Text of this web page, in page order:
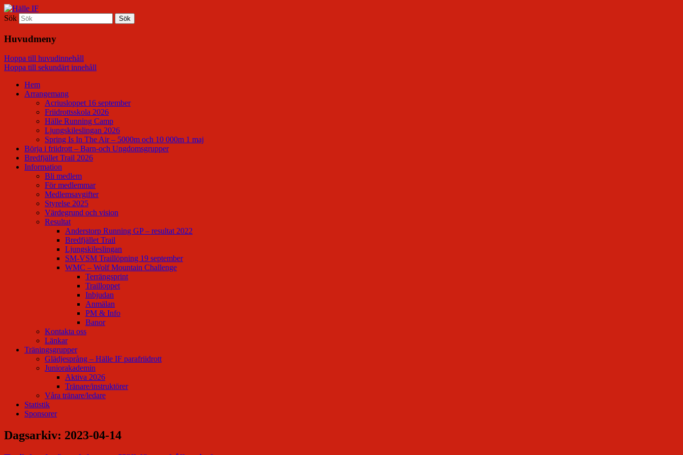
Hälle IF
Sök
Huvudmeny
Hoppa till huvudinnehåll
Hoppa till sekundärt innehåll
Hem
Arrangemang
Acriusloppet 16 september
Friidrottsskola 2026
Hälle Running Camp
Ljungskileslingan 2026
Spring Is In The Air – 5000m och 10 000m 1 maj
Börja i friidrott – Barn-och Ungdomsgrupper
Bredfjället Trail 2026
Information
Bli medlem
För medlemmar
Medlemsavgifter
Styrelse 2025
Värdegrund och vision
Resultat
Anderstorp Running GP – resultat 2022
Bredfjället Trail
Ljungskileslingan
SM-VSM Traillöpning 19 september
WMC – Wolf Mountain Challenge
Terrängsprint
Trailloppet
Inbjudan
Anmälan
PM & Info
Banor
Kontakta oss
Länkar
Träningsgrupper
Glädjesprång – Hälle IF parafriidrott
Juniorakademin
Aktiva 2026
Tränare/instruktörer
Våra tränare/ledare
Statistik
Sponsorer
Dagsarkiv: 2023-04-14